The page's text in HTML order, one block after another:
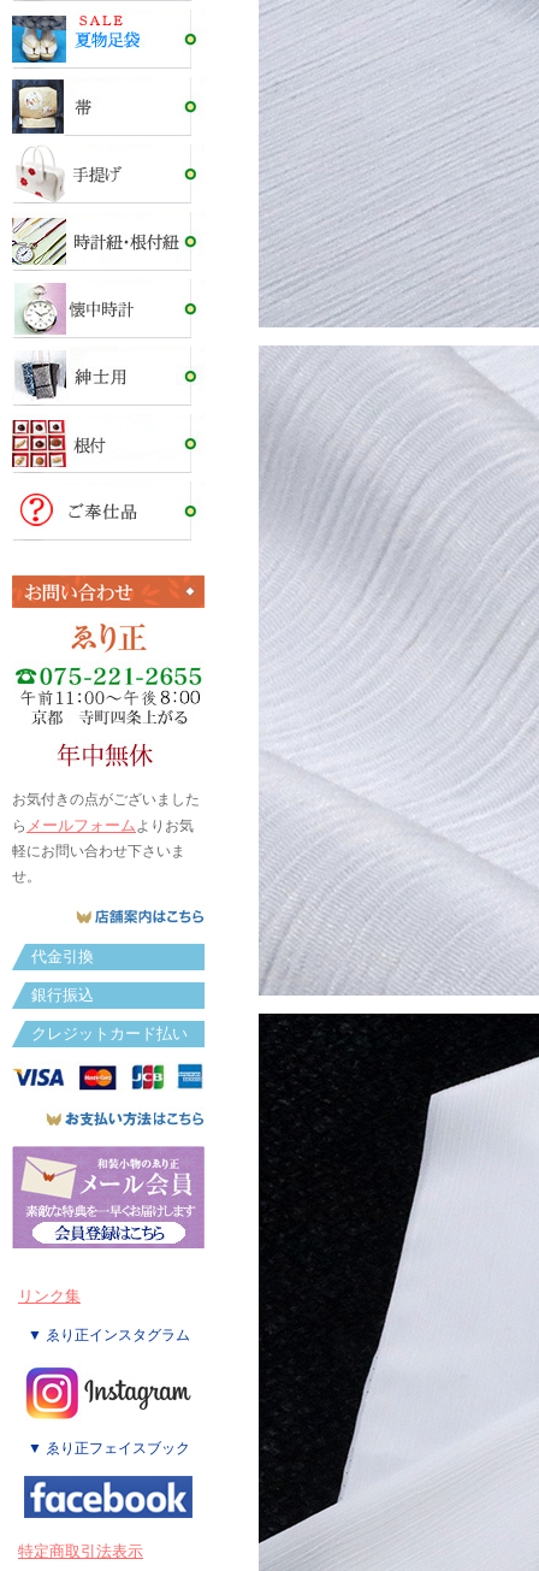
お気付きの点がございました
ら メールフォームよりお気
軽にお問い合わせ下さいま
せ。
代金引換
銀行振込
クレジットカード払い
リンク集
▼ ゑり正インスタグラム
▼ ゑり正フェイスブック
特定商取引法表示